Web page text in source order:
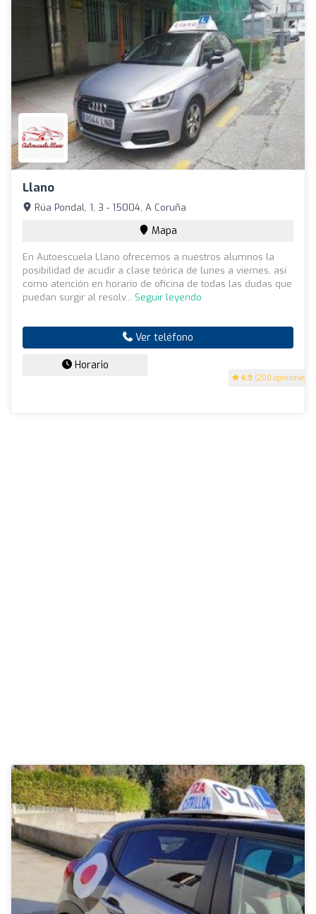
Llano
4.9 (200 opiniones)
Rúa Pondal, 1, 3 - 15004, A Coruña
Mapa
En Autoescuela Llano ofrecemos a nuestros alumnos la
posibilidad de acudir a clase teórica de lunes a viernes, así
como atención en horario de oficina de todas las dudas que
puedan surgir al resolv... Seguir leyendo
Ver teléfono
Horario